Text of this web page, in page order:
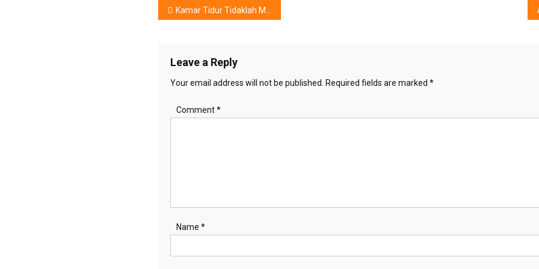
Post
Kamar Tidur Tidaklah Melulu……………
Leave a Reply
Your email address will not be published. Required fields are marked *
Comment*
Name *